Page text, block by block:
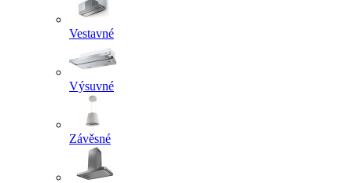
Vestavné
Výsuvné
Závěsné